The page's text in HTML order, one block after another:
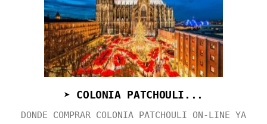
➤ COLONIA PATCHOULI...
DONDE COMPRAR COLONIA PATCHOULI ON-LINE YA